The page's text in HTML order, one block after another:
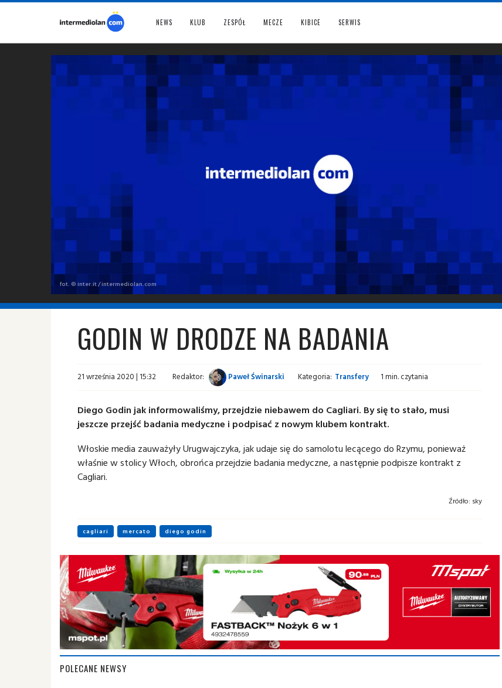
NEWS KLUB ZESPÓŁ MECZE KIBICE SERWIS
fot. © inter.it / intermediolan.com
GODIN W DRODZE NA BADANIA
21 września 2020 | 15:32 Redaktor: Paweł Świnarski Kategoria: Transfery 1 min. czytania
Diego Godin jak informowaliśmy, przejdzie niebawem do Cagliari. By się to stało, musi
jeszcze przejść badania medyczne i podpisać z nowym klubem kontrakt.
Włoskie media zauważyły Urugwajczyka, jak udaje się do samolotu lecącego do Rzymu, ponieważ
właśnie w stolicy Włoch, obrońca przejdzie badania medyczne, a następnie podpisze kontrakt z
Cagliari.
Źródło: sky
cagliari mercato diego godin
POLECANE NEWSY